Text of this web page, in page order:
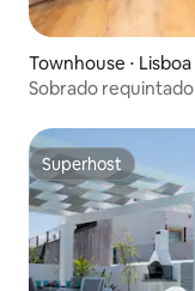
Townhouse ⋅ Lisboa
Sobrado
Superhost
Superhost